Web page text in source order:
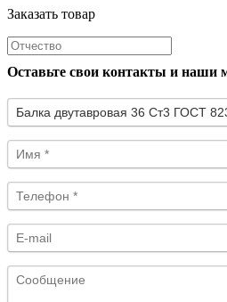
Заказать товар
Оставьте свои контакты и наши